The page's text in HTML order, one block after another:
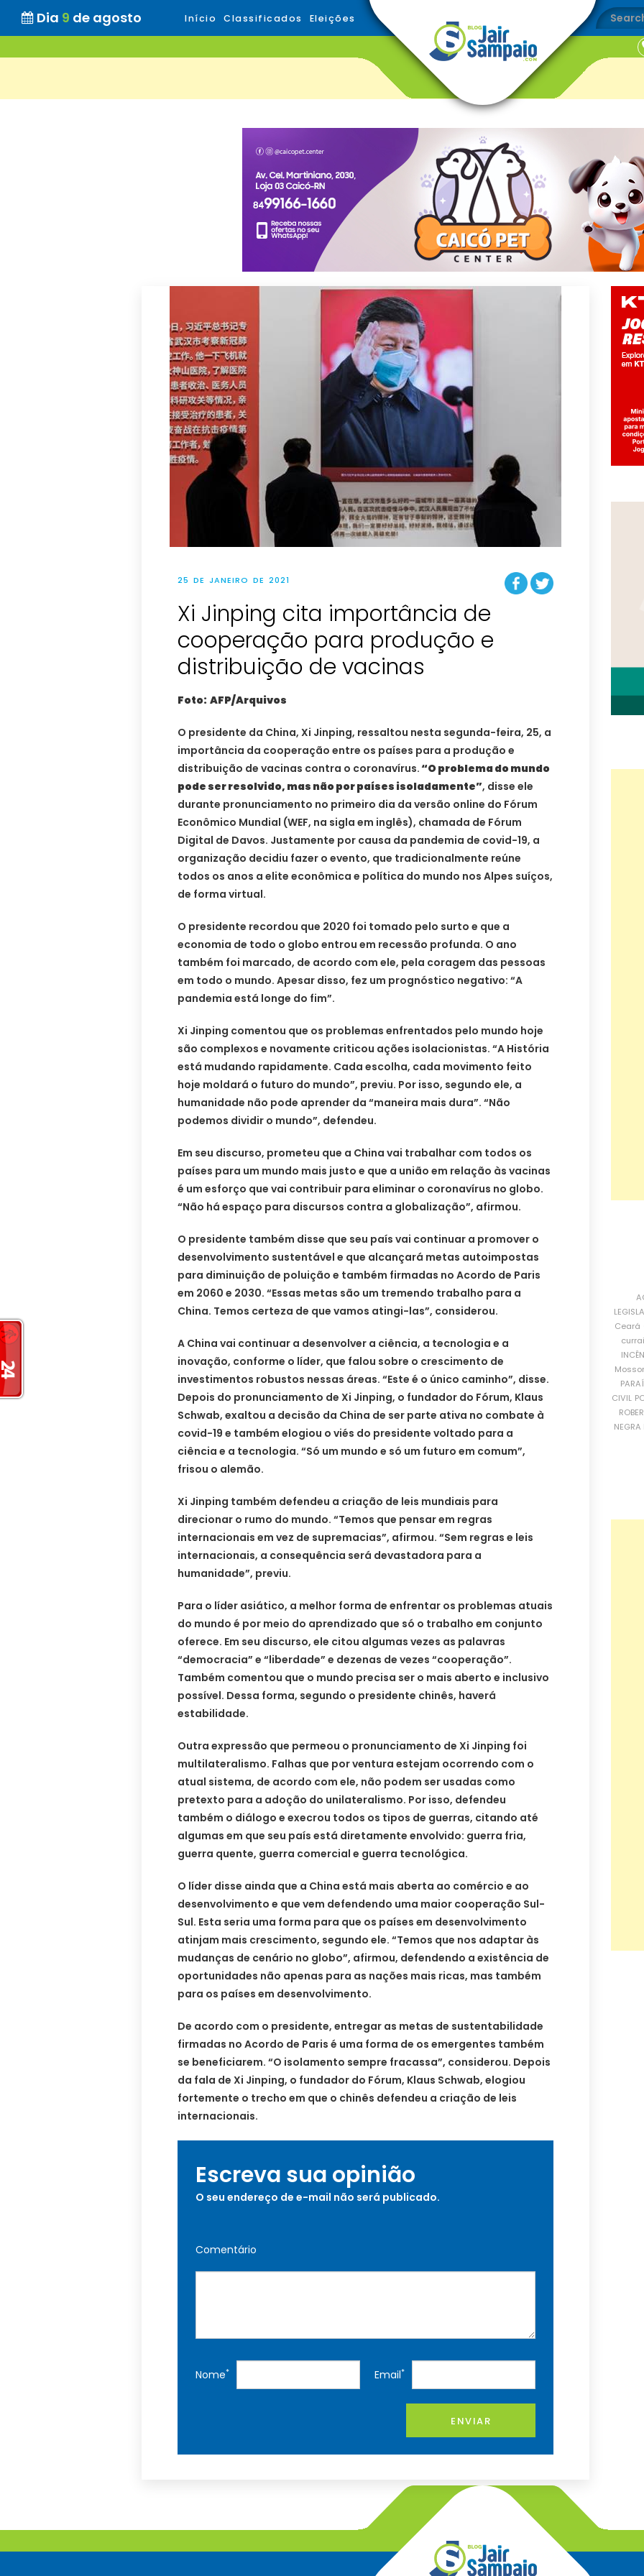
Dia 9 de agosto Início Classificados Eleições
25 DE JANEIRO DE 2021
Xi Jinping cita importância de
cooperação para produção e
distribuição de vacinas
Foto: AFP/Arquivos
O presidente da China, Xi Jinping, ressaltou nesta segunda-feira, 25, a
importância da cooperação entre os países para a produção e
distribuição de vacinas contra o coronavírus. “O problema do mundo
pode ser resolvido, mas não por países isoladamente”, disse ele
durante pronunciamento no primeiro dia da versão online do Fórum
Econômico Mundial (WEF, na sigla em inglês), chamada de Fórum
Digital de Davos. Justamente por causa da pandemia de covid-19, a
organização decidiu fazer o evento, que tradicionalmente reúne
todos os anos a elite econômica e política do mundo nos Alpes suíços,
de forma virtual.
O presidente recordou que 2020 foi tomado pelo surto e que a
economia de todo o globo entrou em recessão profunda. O ano
também foi marcado, de acordo com ele, pela coragem das pessoas
em todo o mundo. Apesar disso, fez um prognóstico negativo: “A
pandemia está longe do fim”.
Xi Jinping comentou que os problemas enfrentados pelo mundo hoje
são complexos e novamente criticou ações isolacionistas. “A História
está mudando rapidamente. Cada escolha, cada movimento feito
hoje moldará o futuro do mundo”, previu. Por isso, segundo ele, a
humanidade não pode aprender da “maneira mais dura”. “Não
podemos dividir o mundo”, defendeu.
Em seu discurso, prometeu que a China vai trabalhar com todos os
países para um mundo mais justo e que a união em relação às vacinas
é um esforço que vai contribuir para eliminar o coronavírus no globo.
“Não há espaço para discursos contra a globalização”, afirmou.
O presidente também disse que seu país vai continuar a promover o
desenvolvimento sustentável e que alcançará metas autoimpostas
para diminuição de poluição e também firmadas no Acordo de Paris
em 2060 e 2030. “Essas metas são um tremendo trabalho para a
China. Temos certeza de que vamos atingi-las”, considerou.
A China vai continuar a desenvolver a ciência, a tecnologia e a
inovação, conforme o líder, que falou sobre o crescimento de
investimentos robustos nessas áreas. “Este é o único caminho”, disse.
Depois do pronunciamento de Xi Jinping, o fundador do Fórum, Klaus
Schwab, exaltou a decisão da China de ser parte ativa no combate à
covid-19 e também elogiou o viés do presidente voltado para a
ciência e a tecnologia. “Só um mundo e só um futuro em comum”,
frisou o alemão.
Xi Jinping também defendeu a criação de leis mundiais para
direcionar o rumo do mundo. “Temos que pensar em regras
internacionais em vez de supremacias”, afirmou. “Sem regras e leis
internacionais, a consequência será devastadora para a
humanidade”, previu.
Para o líder asiático, a melhor forma de enfrentar os problemas atuais
do mundo é por meio do aprendizado que só o trabalho em conjunto
oferece. Em seu discurso, ele citou algumas vezes as palavras
“democracia” e “liberdade” e dezenas de vezes “cooperação”.
Também comentou que o mundo precisa ser o mais aberto e inclusivo
possível. Dessa forma, segundo o presidente chinês, haverá
estabilidade.
Outra expressão que permeou o pronunciamento de Xi Jinping foi
multilateralismo. Falhas que por ventura estejam ocorrendo com o
atual sistema, de acordo com ele, não podem ser usadas como
pretexto para a adoção do unilateralismo. Por isso, defendeu
também o diálogo e execrou todos os tipos de guerras, citando até
algumas em que seu país está diretamente envolvido: guerra fria,
guerra quente, guerra comercial e guerra tecnológica.
O líder disse ainda que a China está mais aberta ao comércio e ao
desenvolvimento e que vem defendendo uma maior cooperação Sul-
Sul. Esta seria uma forma para que os países em desenvolvimento
atinjam mais crescimento, segundo ele. “Temos que nos adaptar às
mudanças de cenário no globo”, afirmou, defendendo a existência de
oportunidades não apenas para as nações mais ricas, mas também
para os países em desenvolvimento.
De acordo com o presidente, entregar as metas de sustentabilidade
firmadas no Acordo de Paris é uma forma de os emergentes também
se beneficiarem. “O isolamento sempre fracassa”, considerou. Depois
da fala de Xi Jinping, o fundador do Fórum, Klaus Schwab, elogiou
fortemente o trecho em que o chinês defendeu a criação de leis
internacionais.
Escreva sua opinião
O seu endereço de e-mail não será publicado.
Comentário
Nome* Email*
ENVIAR
Ceará
CIVIL
NEGRA